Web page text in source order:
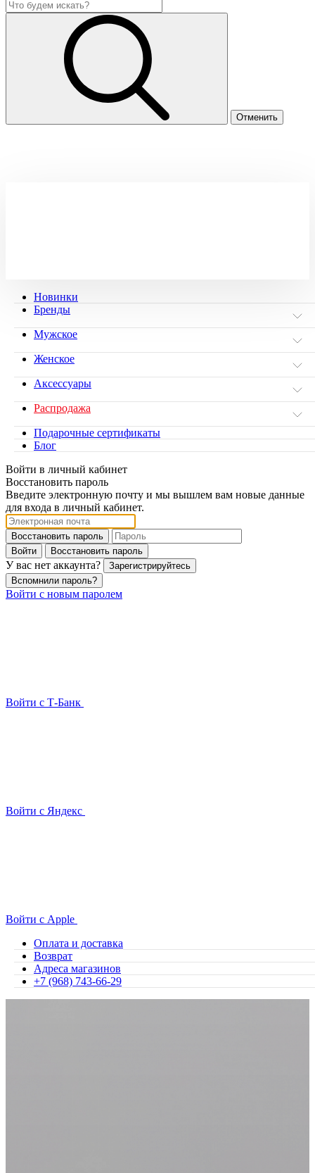
Новинки
Бренды
Мужское
Женское
Аксессуары
Распродажа
Подарочные сертификаты
Блог
Войти в личный кабинет
Восстановить пароль
Введите электронную почту и мы вышлем вам новые данные
для входа в личный кабинет.
Восстановить пароль
Войти
Восстановить пароль
У вас нет аккаунта?
Зарегистрируйтесь
Вспомнили пароль?
Войти с новым паролем
Войти с Т-Банк
Войти с Яндекс
Войти с Apple
Оплата и доставка
Возврат
Адреса магазинов
+7 (968) 743-66-29